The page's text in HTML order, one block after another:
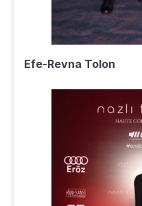
Efe-Revna Tolon